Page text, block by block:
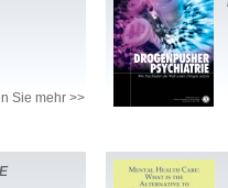
Sie mehr >>